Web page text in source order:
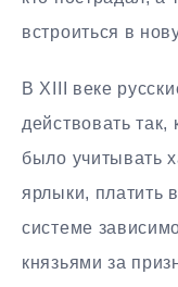
встроиться в
В XIII веке
действовать
было учитывать
ярлыки, платить
системе
князьями за